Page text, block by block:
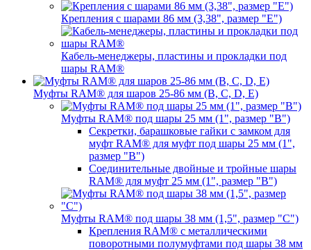
Крепления с шарами 86 мм (3,38", размер "E")
Кабель-менеджеры, пластины и прокладки под
шары RAM®
Муфты RAM® для шаров 25-86 мм (B, C, D, E)
Муфты RAM® под шары 25 мм (1", размер "B")
Секретки, барашковые гайки с замком для
муфт RAM® для муфт под шары 25 мм (1",
размер "B")
Соединительные двойные и тройные шары
RAM® для муфт 25 мм (1", размер "B")
Муфты RAM® под шары 38 мм (1,5", размер "C")
Крепления RAM® с металлическими
поворотными полумуфтами под шары 38 мм